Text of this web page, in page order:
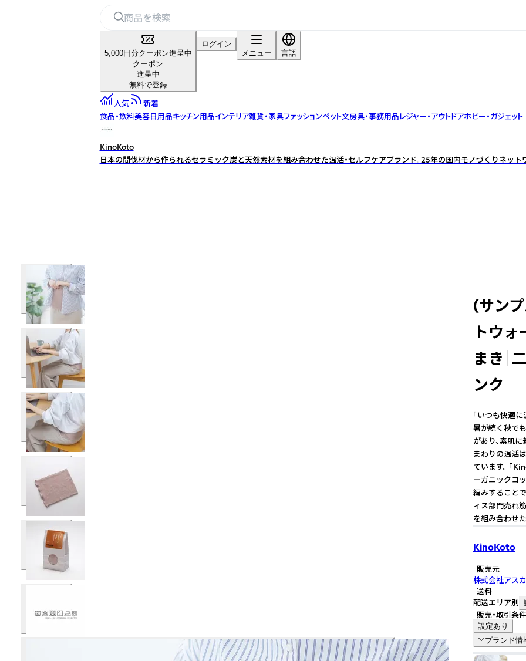
5,000円分クーポン進呈中
クーポン
進呈中
無料で登録
ログイン
メニュー
言語
人気
新着
食品・飲料美容日用品キッチン用品インテリア雑貨・家具ファッションペット文房具・事務用品レジャー・アウトドアホビー・ガジェット
KinoKoto
日本の間伐材から作られるセラミック炭と天然素材を組み合わせた温活・セルフケアブランド。25年の国内モノづくりネット
(サン
トウォ
まき｜
ンク
「いつも快適
暑が続く秋でも
があり、素肌
まわりの温活
ています。 「
ーガニックコ
編みすること
ィス部門売れ
を組み合わせ
KinoKoto
販売元
株式会社アス
送料
配送エリア別
販売・取引条件
設定あり
ブランド情